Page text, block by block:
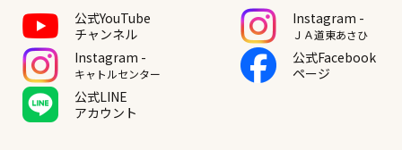
公式YouTube
チャンネル
Instagram -
ＪＡ道東あさひ
Instagram -
キャトルセンター
公式Facebook
ページ
公式LINE
アカウント